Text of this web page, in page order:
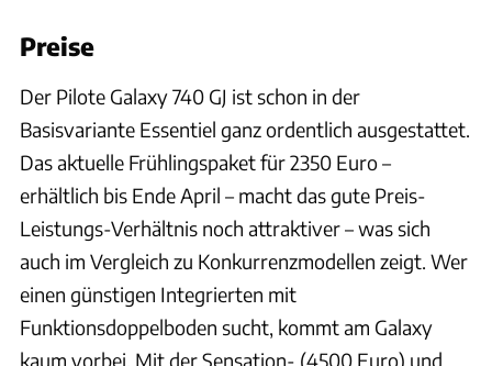
Preise
Der Pilote Galaxy 740 GJ ist schon in der
Basisvariante Essentiel ganz ordentlich ausgestattet.
Das aktuelle Frühlingspaket für 2350 Euro –
erhältlich bis Ende April – macht das gute Preis-
Leistungs-Verhältnis noch attraktiver – was sich
auch im Vergleich zu Konkurrenzmodellen zeigt. Wer
einen günstigen Integrierten mit
Funktionsdoppelboden sucht, kommt am Galaxy
kaum vorbei. Mit der Sensation- (4500 Euro) und